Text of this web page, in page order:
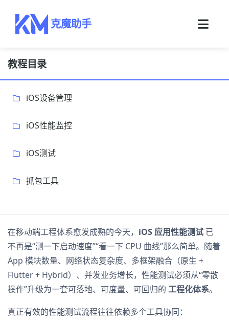
克魔助手
教程目录
iOS设备管理
iOS性能监控
iOS测试
抓包工具
在移动端工程体系愈发成熟的今天， iOS 应用性能测试 已
不再是“测一下启动速度”“看一下 CPU 曲线”那么简单。随着
App 模块数量、网络状态复杂度、多框架融合（原生 +
Flutter + Hybrid）、并发业务增长，性能测试必须从“零散
操作”升级为一套可落地、可度量、可回归的 工程化体系。
真正有效的性能测试流程往往依赖多个工具协同：